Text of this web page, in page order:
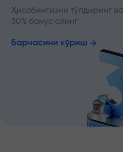
Ҳисобингизни тўлдиринг
30% бонус олинг
Барчасини кўриш